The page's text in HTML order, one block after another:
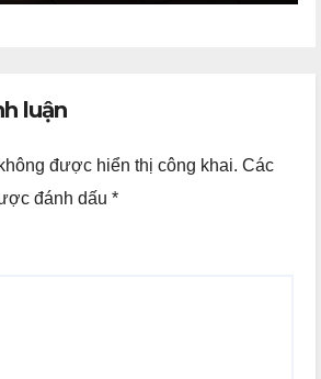
luận
được hiển thị công khai. Các
đánh dấu *